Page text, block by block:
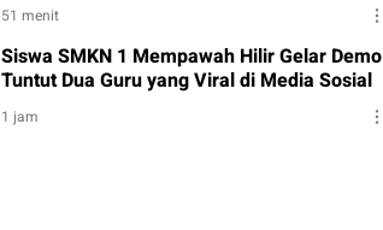
51 menit
Siswa SMKN 1 Mempawah Hilir Gelar Demo
Tuntut Dua Guru yang Viral di Media Sosial
1 jam